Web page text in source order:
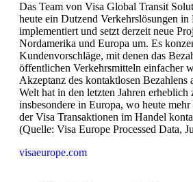
Das Team von Visa Global Transit
heute ein Dutzend Verkehrslösungen in
implementiert und setzt derzeit neue
Nordamerika und Europa um. Es
Kundenvorschläge, mit denen das
öffentlichen Verkehrsmitteln einfacher
Akzeptanz des kontaktlosen Bezahlens
Welt hat in den letzten Jahren erheblich
insbesondere in Europa, wo heute mehr
der Visa Transaktionen im Handel
(Quelle: Visa Europe Processed Data,
visaeurope.com